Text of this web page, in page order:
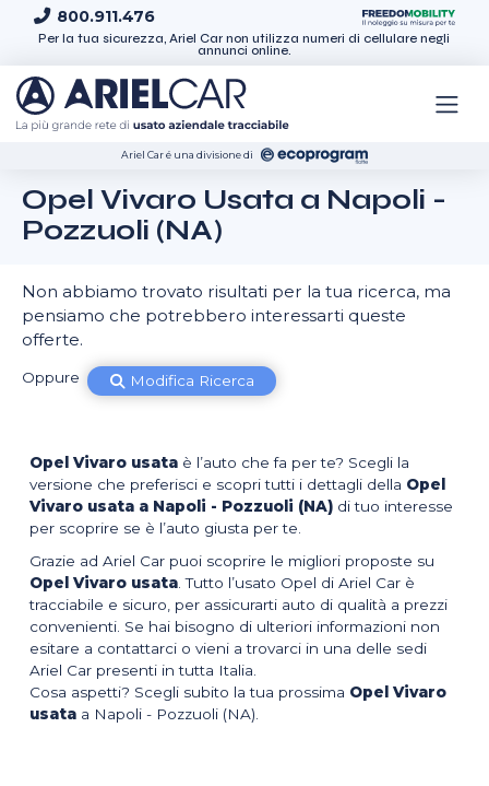
Skip to content
800.911.476
Per la tua sicurezza, Ariel Car non utilizza numeri di cellulare negli
annunci online.
Ariel Car é una divisione di
Opel Vivaro Usata a Napoli -
Pozzuoli (NA)
Non abbiamo trovato risultati per la tua ricerca, ma
pensiamo che potrebbero interessarti queste
offerte.
Oppure Modifica Ricerca
Opel Vivaro usata è l’auto che fa per te? Scegli la
versione che preferisci e scopri tutti i dettagli della Opel
Vivaro usata a Napoli - Pozzuoli (NA) di tuo interesse
per scoprire se è l’auto giusta per te.
Grazie ad Ariel Car puoi scoprire le migliori proposte su
Opel Vivaro usata . Tutto l’usato Opel di Ariel Car è
tracciabile e sicuro, per assicurarti auto di qualità a prezzi
convenienti. Se hai bisogno di ulteriori informazioni non
esitare a contattarci o vieni a trovarci in una delle sedi
Ariel Car presenti in tutta Italia.
Cosa aspetti? Scegli subito la tua prossima Opel Vivaro
usata a Napoli - Pozzuoli (NA).